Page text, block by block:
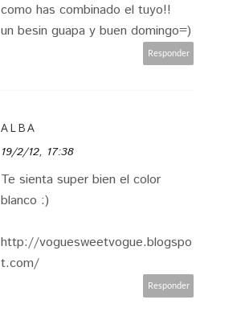
como has combinado el tuyo!!
un besin guapa y buen domingo=)
Responder
ALBA
19/2/12, 17:38
Te sienta super bien el color
blanco :)
http://voguesweetvogue.blogspo
t.com/
Responder